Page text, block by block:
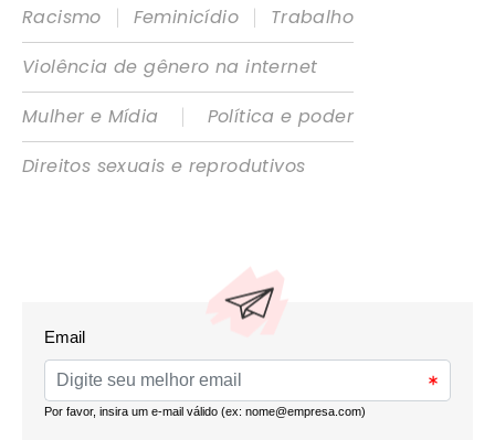
Racismo
| Feminicídio |
Trabalho
Violência de gênero na internet
Mulher e Mídia
|
Política e poder
Direitos sexuais e reprodutivos